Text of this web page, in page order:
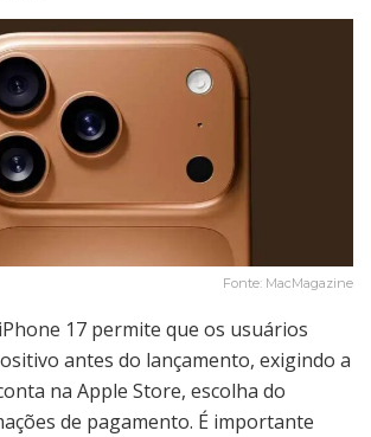
Fonte: MacMagazine
17 permite que os usuários
antes do lançamento, exigindo a
na Apple Store, escolha do
de pagamento. É importante